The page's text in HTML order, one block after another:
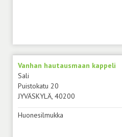
Vanhan hautausmaan kappeli
Sali
Puistokatu 20
JYVÄSKYLÄ, 40200
Huonesilmukka